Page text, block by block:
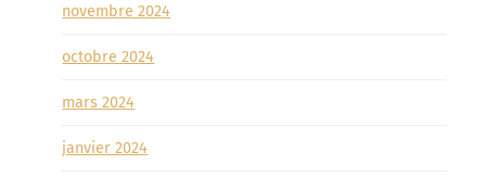
novembre 2024
octobre 2024
mars 2024
janvier 2024